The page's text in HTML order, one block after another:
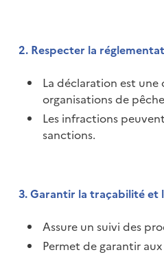
2. Respecter la
La déclaration est
organisations de
Les infractions
sanctions.
3. Garantir la traçabilité et
Assure un suivi des
Permet de garantir